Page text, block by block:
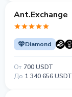
Ant.Exchange
Diamond
От 700 USDT
До 1 340 656 USDT